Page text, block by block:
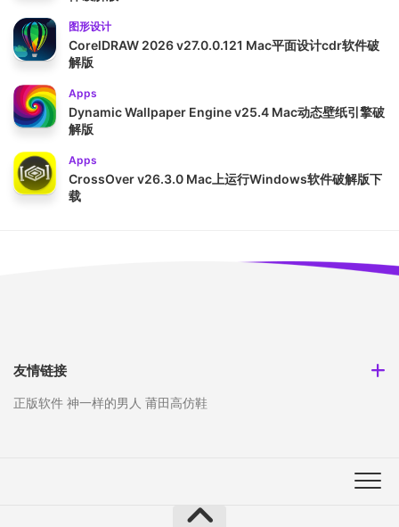
图形设计
CorelDRAW 2026 v27.0.0.121 Mac平面设计cdr软件破
解版
Apps
Dynamic Wallpaper Engine v25.4 Mac动态壁纸引擎破
解版
Apps
CrossOver v26.3.0 Mac上运行Windows软件破解版下
载
友情链接
正版软件 神一样的男人 莆田高仿鞋